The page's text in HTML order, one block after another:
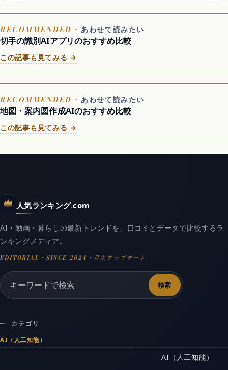
あわせて読みたい
切手の識別AIアプリのおすすめ比較
この記事も見てみる →
あわせて読みたい
地図・案内図作成AIのおすすめ比較
この記事も見てみる →
人気ランキング.com
AI・動画・暮らしの最新トレンドを、口コミとデータで比較するラ
ンキングメディア。
検索
カテゴリ
AI（人工知能）
AI（人工知能）